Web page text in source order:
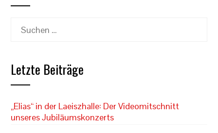
Suchen
Letzte Beiträge
„Elias“ in der Laeiszhalle: Der Videomitschnitt
unseres Jubiläumskonzerts